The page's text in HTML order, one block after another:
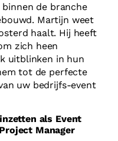
de branche
Martijn weet
haalt. Hij heeft
zich heen
uitblinken in hun
tot de perfecte
uw bedrijfs-event
als Event
Manager